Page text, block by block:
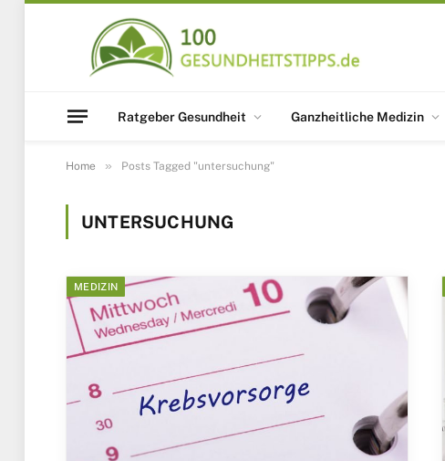
Ratgeber Gesundheit Ganzheitliche Medizin
Home » Posts Tagged "untersuchung"
UNTERSUCHUNG
MEDIZIN